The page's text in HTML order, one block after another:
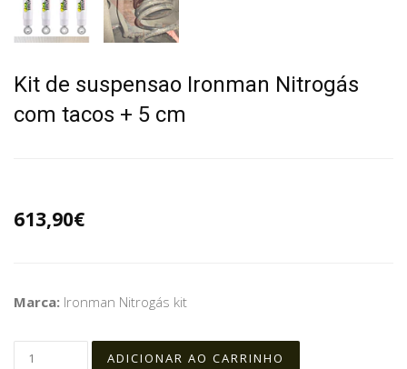
Kit de suspensao Ironman Nitrogás
com tacos + 5 cm
613,90€
Marca: Ironman Nitrogás kit